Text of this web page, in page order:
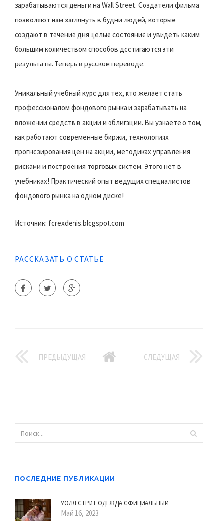
зарабатываются деньги на Wall Street. Создатели фильма
позволяют нам заглянуть в будни людей, которые
создают в течение дня целые состояние и увидеть каким
большим количеством способов достигаются эти
результаты. Теперь в русском переводе.
Уникальный учебный курс для тех, кто желает стать
профессионалом фондового рынка и зарабатывать на
вложении средств в акции и облигации. Вы узнаете о том,
как работают современные биржи, технологиях
прогнозирования цен на акции, методиках управления
рисками и построения торговых систем. Этого нет в
учебниках! Практический опыт ведущих специалистов
фондового рынка на одном диске!
Источник: forexdenis.blogspot.com
РАССКАЗАТЬ О СТАТЬЕ
ПРЕДЫДУЩАЯ СЛЕДУЩАЯ
ПОСЛЕДНИЕ ПУБЛИКАЦИИ
УОЛЛ СТРИТ ОДЕЖДА ОФИЦИАЛЬНЫЙ
Май 16, 2023